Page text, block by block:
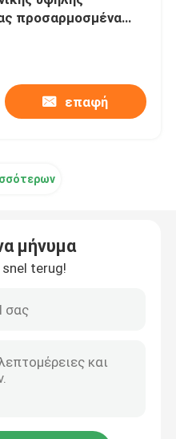
προσαρμοσμένα
επαφή
μήνυμα
snel terug!